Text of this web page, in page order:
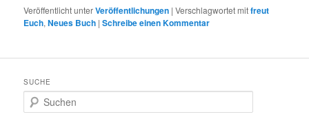
Veröffentlicht unterVeröffentlichungen |Verschlagwortet mitfreut
Euch,Neues Buch |Schreibe einen Kommentar
SUCHE
u